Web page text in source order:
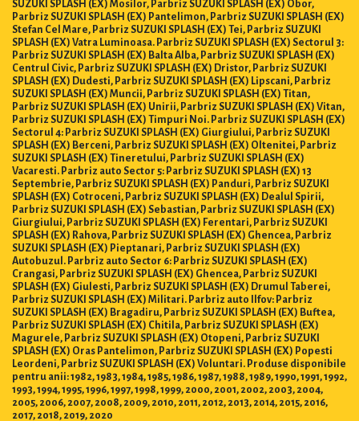
SUZUKI SPLASH (EX) Mosilor, Parbriz SUZUKI SPLASH (EX) Obor,
Parbriz SUZUKI SPLASH (EX) Pantelimon, Parbriz SUZUKI SPLASH (EX)
Stefan Cel Mare, Parbriz SUZUKI SPLASH (EX) Tei, Parbriz SUZUKI
SPLASH (EX) Vatra Luminoasa. Parbriz SUZUKI SPLASH (EX) Sectorul 3:
Parbriz SUZUKI SPLASH (EX) Balta Alba, Parbriz SUZUKI SPLASH (EX)
Centrul Civic, Parbriz SUZUKI SPLASH (EX) Dristor, Parbriz SUZUKI
SPLASH (EX) Dudesti, Parbriz SUZUKI SPLASH (EX) Lipscani, Parbriz
SUZUKI SPLASH (EX) Muncii, Parbriz SUZUKI SPLASH (EX) Titan,
Parbriz SUZUKI SPLASH (EX) Unirii, Parbriz SUZUKI SPLASH (EX) Vitan,
Parbriz SUZUKI SPLASH (EX) Timpuri Noi. Parbriz SUZUKI SPLASH (EX)
Sectorul 4: Parbriz SUZUKI SPLASH (EX) Giurgiului, Parbriz SUZUKI
SPLASH (EX) Berceni, Parbriz SUZUKI SPLASH (EX) Oltenitei, Parbriz
SUZUKI SPLASH (EX) Tineretului, Parbriz SUZUKI SPLASH (EX)
Vacaresti. Parbriz auto Sector 5: Parbriz SUZUKI SPLASH (EX) 13
Septembrie, Parbriz SUZUKI SPLASH (EX) Panduri, Parbriz SUZUKI
SPLASH (EX) Cotroceni, Parbriz SUZUKI SPLASH (EX) Dealul Spirii,
Parbriz SUZUKI SPLASH (EX) Sebastian, Parbriz SUZUKI SPLASH (EX)
Giurgiului, Parbriz SUZUKI SPLASH (EX) Ferentari, Parbriz SUZUKI
SPLASH (EX) Rahova, Parbriz SUZUKI SPLASH (EX) Ghencea, Parbriz
SUZUKI SPLASH (EX) Pieptanari, Parbriz SUZUKI SPLASH (EX)
Autobuzul. Parbriz auto Sector 6: Parbriz SUZUKI SPLASH (EX)
Crangasi, Parbriz SUZUKI SPLASH (EX) Ghencea, Parbriz SUZUKI
SPLASH (EX) Giulesti, Parbriz SUZUKI SPLASH (EX) Drumul Taberei,
Parbriz SUZUKI SPLASH (EX) Militari. Parbriz auto Ilfov: Parbriz
SUZUKI SPLASH (EX) Bragadiru, Parbriz SUZUKI SPLASH (EX) Buftea,
Parbriz SUZUKI SPLASH (EX) Chitila, Parbriz SUZUKI SPLASH (EX)
Magurele, Parbriz SUZUKI SPLASH (EX) Otopeni, Parbriz SUZUKI
SPLASH (EX) Oras Pantelimon, Parbriz SUZUKI SPLASH (EX) Popesti
Leordeni, Parbriz SUZUKI SPLASH (EX) Voluntari. Produse disponibile
pentru anii: 1982, 1983, 1984, 1985, 1986, 1987, 1988, 1989, 1990, 1991, 1992,
1993, 1994, 1995, 1996, 1997, 1998, 1999, 2000, 2001, 2002, 2003, 2004,
2005, 2006, 2007, 2008, 2009, 2010, 2011, 2012, 2013, 2014, 2015, 2016,
2017, 2018, 2019, 2020